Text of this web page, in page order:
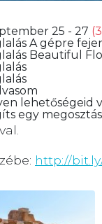
25 - 27
A gépre
Beautiful
lehetőségeid
egy
http://